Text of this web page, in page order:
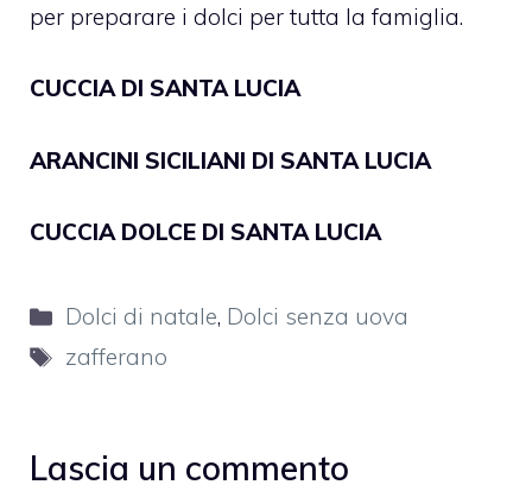
per preparare i dolci per tutta la famiglia.
CUCCIA DI SANTA LUCIA
ARANCINI SICILIANI DI SANTA LUCIA
CUCCIA DOLCE DI SANTA LUCIA
Categorie
Dolci di natale, Dolci senza uova
Tag
zafferano
Lascia un commento